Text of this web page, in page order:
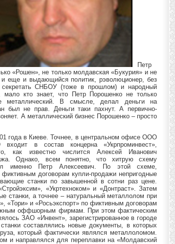
Петр
«Рошен», не только молдавская «Букурия» и не
еще и выдающийся политик, рэволюционер, без
СНБОУ (тоже в прошлом) и народный
мало кто знает, что Петр Порошенко не только
В смысле, делал деньги на
был не прав. Деньги таки пахнут. А первично-
А металлический бизнес Порошенко – просто
года в Киеве. Точнее, в центральном офисе ООО
в состав концерна «Укрпроминвест»,
как известно числится Алексей Иванович
Однако, всем понятно, что хитрую схему
именно Петр Алексеевич. По этой схеме,
договорам купли-продажи непригодные
станки по завышенной в сотни раз цене.
«Укртехноком» и «Донтраст». Затем
станки, а точнее – натуральный металлолом при
«Тори» и «Росьэкспорт» по фиктивным договорам
оффшорным фирмам. При этом фактическим
ЗАО «Инвент», зарегистрированное в городе
составлялись новые документы, в которых
который фактически являлся металлоломом.
и направлялся для переплавки на «Молдавский